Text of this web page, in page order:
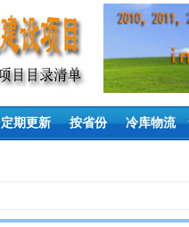
定期更新 按省份 冷库物流